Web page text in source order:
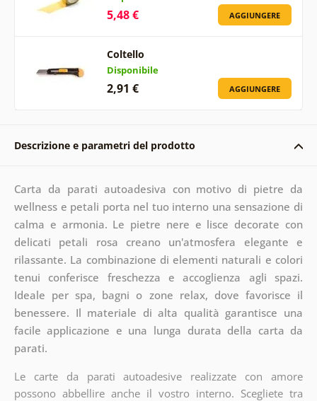
5,48 € AGGIUNGERE
Coltello
Disponibile
2,91 € AGGIUNGERE
Descrizione e parametri del prodotto
Carta da parati autoadesiva con motivo di pietre da
wellness e petali porta nel tuo interno una sensazione di
calma e armonia. Le pietre nere e lisce decorate con
delicati petali rosa creano un'atmosfera elegante e
rilassante. La combinazione di elementi naturali e colori
tenui conferisce freschezza e accoglienza agli spazi.
Ideale per spa, bagni o zone relax, dove favorisce il
benessere. Il materiale di alta qualità garantisce una
facile applicazione e una lunga durata della carta da
parati.
Le carte da parati autoadesive realizzate con amore
possono abbellire anche il vostro interno. Scegliete tra